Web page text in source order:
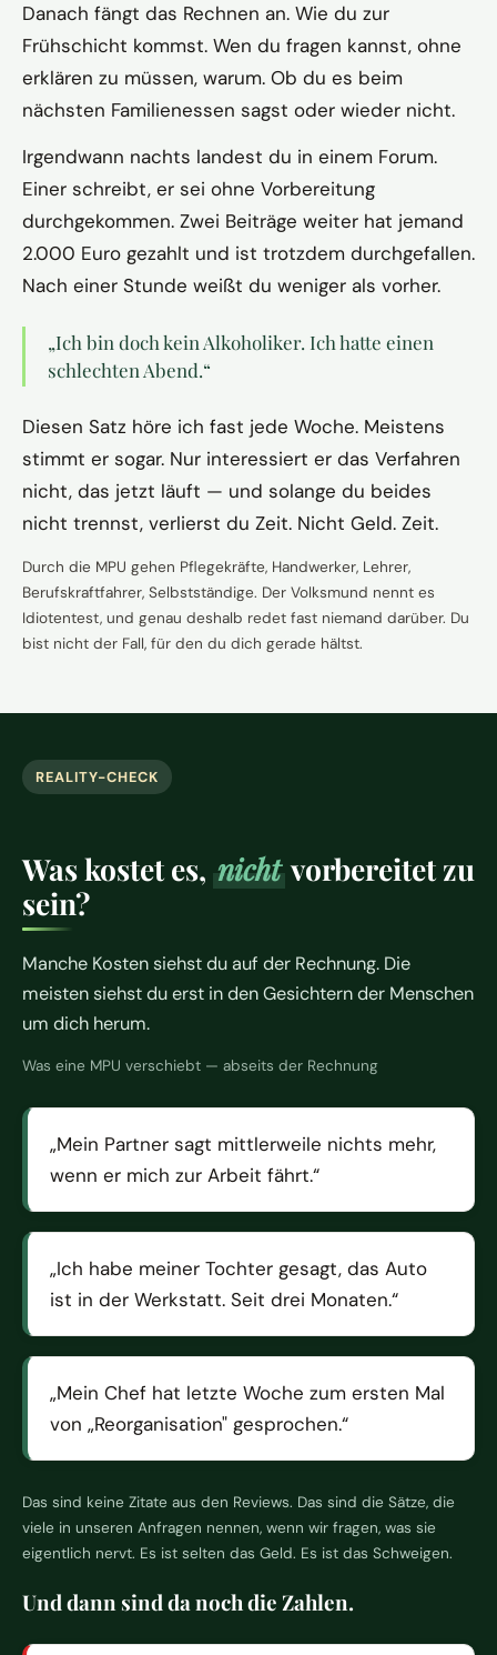
Danach fängt das Rechnen an. Wie du zur
Frühschicht kommst. Wen du fragen kannst, ohne
erklären zu müssen, warum. Ob du es beim
nächsten Familienessen sagst oder wieder nicht.
Irgendwann nachts landest du in einem Forum.
Einer schreibt, er sei ohne Vorbereitung
durchgekommen. Zwei Beiträge weiter hat jemand
2.000 Euro gezahlt und ist trotzdem durchgefallen.
Nach einer Stunde weißt du weniger als vorher.
„Ich bin doch kein Alkoholiker. Ich hatte einen
schlechten Abend.“
Diesen Satz höre ich fast jede Woche. Meistens
stimmt er sogar. Nur interessiert er das Verfahren
nicht, das jetzt läuft — und solange du beides
nicht trennst, verlierst du Zeit. Nicht Geld. Zeit.
Durch die MPU gehen Pflegekräfte, Handwerker, Lehrer,
Berufskraftfahrer, Selbstständige. Der Volksmund nennt es
Idiotentest, und genau deshalb redet fast niemand darüber. Du
bist nicht der Fall, für den du dich gerade hältst.
REALITY-CHECK
Was kostet es, nichtvorbereitet zu
sein?
Manche Kosten siehst du auf der Rechnung. Die
meisten siehst du erst in den Gesichtern der Menschen
um dich herum.
Was eine MPU verschiebt — abseits der Rechnung
Mein Partner sagt mittlerweile nichts mehr,
wenn er mich zur Arbeit fährt.
Ich habe meiner Tochter gesagt, das Auto
ist in der Werkstatt. Seit drei Monaten.
Mein Chef hat letzte Woche zum ersten Mal
von „Reorganisation" gesprochen.
Das sind keine Zitate aus den Reviews. Das sind die Sätze, die
viele in unseren Anfragen nennen, wenn wir fragen, was sie
eigentlich nervt. Es ist selten das Geld. Es ist das Schweigen.
Und dann sind da noch die Zahlen.